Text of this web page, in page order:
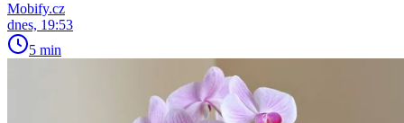
Mobify.cz
dnes, 19:53
5 min